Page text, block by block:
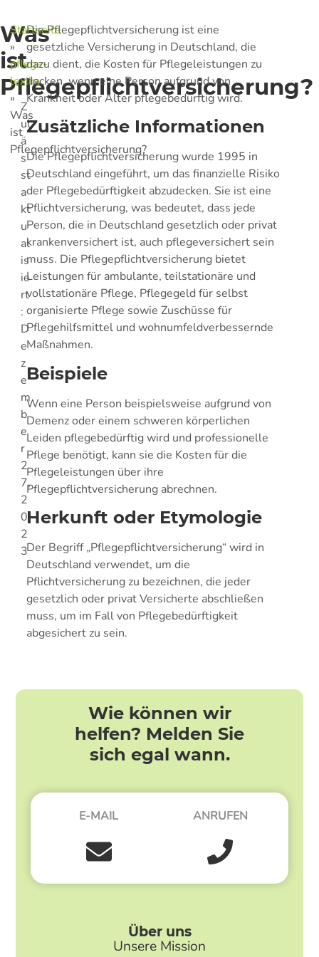
Was
ist
Pflegepflichtversicherung?
Startseite
»
pflege-
lexika
»
Was
ist
Pflegepflichtversicherung?
Z
ul
ä
s
st
a
kt
u
al
is
ie
rt
:
D
e
z
e
m
b
e
r
2
7,
2
0
2
3
Die Pflegepflichtversicherung ist eine
gesetzliche Versicherung in Deutschland, die
dazu dient, die Kosten für Pflegeleistungen zu
decken, wenn eine Person aufgrund von
Krankheit oder Alter pflegebedürftig wird.
Zusätzliche Informationen
Die Pflegepflichtversicherung wurde 1995 in
Deutschland eingeführt, um das finanzielle Risiko
der Pflegebedürftigkeit abzudecken. Sie ist eine
Pflichtversicherung, was bedeutet, dass jede
Person, die in Deutschland gesetzlich oder privat
krankenversichert ist, auch pflegeversichert sein
muss. Die Pflegepflichtversicherung bietet
Leistungen für ambulante, teilstationäre und
vollstationäre Pflege, Pflegegeld für selbst
organisierte Pflege sowie Zuschüsse für
Pflegehilfsmittel und wohnumfeldverbessernde
Maßnahmen.
Beispiele
Wenn eine Person beispielsweise aufgrund von
Demenz oder einem schweren körperlichen
Leiden pflegebedürftig wird und professionelle
Pflege benötigt, kann sie die Kosten für die
Pflegeleistungen über ihre
Pflegepflichtversicherung abrechnen.
Herkunft oder Etymologie
Der Begriff „Pflegepflichtversicherung“ wird in
Deutschland verwendet, um die
Pflichtversicherung zu bezeichnen, die jeder
gesetzlich oder privat Versicherte abschließen
muss, um im Fall von Pflegebedürftigkeit
abgesichert zu sein.
Wie können wir
helfen? Melden Sie
sich egal wann.
E-MAIL ANRUFEN
Über uns
Unsere Mission